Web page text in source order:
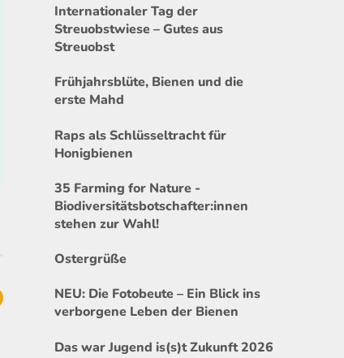
Internationaler Tag der
Streuobstwiese – Gutes aus
Streuobst
Frühjahrsblüte, Bienen und die
erste Mahd
Raps als Schlüsseltracht für
Honigbienen
35 Farming for Nature -
Biodiversitätsbotschafter:innen
stehen zur Wahl!
Ostergrüße
NEU: Die Fotobeute – Ein Blick ins
verborgene Leben der Bienen
Das war Jugend is(s)t Zukunft 2026